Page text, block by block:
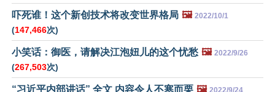
吓死谁！这个新创技术将改变世界格局 🖼️ 2022/10/1
(147,466次)
小笑话：御医，请解决江泡妞儿的这个忧愁 🖼️ 2022/9/26
(267,503次)
“习近平内部讲话” 全文 内容令人不寒而栗 🖼️ 2022/9/24